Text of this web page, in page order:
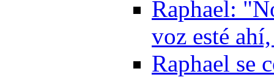
Raphael:
voz esté
Raphael se